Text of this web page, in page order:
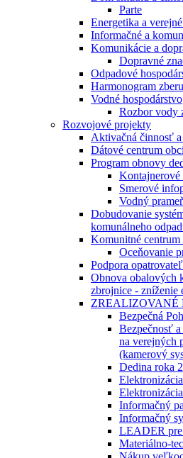
Parte
Energetika a
Informačné a
Komunikácie a
Dopravné
Odpadové
Harmonogram
Vodné hospodárstvo
Rozbor vody
Rozvojové projekty
Aktivačná činnosť a
Dátové centrum
Program obnovy
Kontajnerové
Smerové
Vodný
Dobudovanie
komunálneho
Komunitné
Oceňovanie
Podpora
Obnova obalových
zbrojnice - zníženie
ZREALIZOVANÉ
Bezpečná
Bezpečnosť
na verejných
(kamerový
Dedina roka
Informačný
Informačný
LEADER
Materiálno-